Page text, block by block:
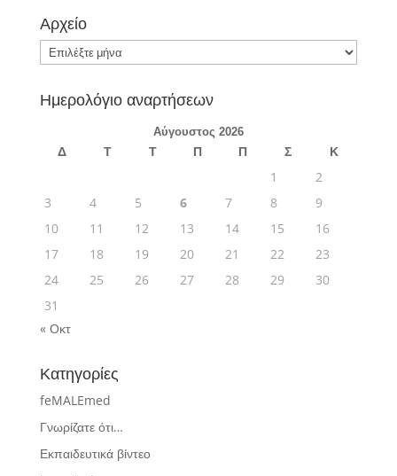
Αρχείο
Αρχείο
Ημερολόγιο αναρτήσεων
Αύγουστος 2026
Δ Τ Τ Π Π Σ
Κ
1
2
3
4 5 6 7 8
9
10
11 12 13 14 15
16
17
18 19 20 21 22
23
24
25 26 27 28 29
30
31
« Οκτ
Κατηγορίες
feMALEmed
Γνωρίζατε ότι…
Εκπαιδευτικά βίντεο